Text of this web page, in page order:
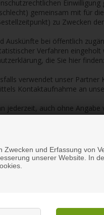
Zwecken und Erfassung von
unserer Website. In
gemeinsam mit für
zu Zwecken
bei öffentlich
Verfahren
die Sie hier
verwendet unser
Kontaktaufnahme an
auch ohne
zum Angebot der
Interessen an
GmbH, Subbelrather
Logfile, das z.B. Ihre